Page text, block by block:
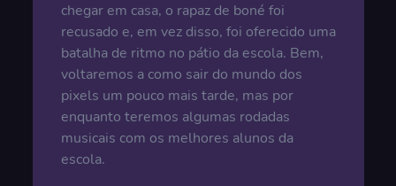
chegar em casa, o rapaz de boné foi
recusado e, em vez disso, foi oferecido uma
batalha de ritmo no pátio da escola. Bem,
voltaremos a como sair do mundo dos
pixels um pouco mais tarde, mas por
enquanto teremos algumas rodadas
musicais com os melhores alunos da
escola.